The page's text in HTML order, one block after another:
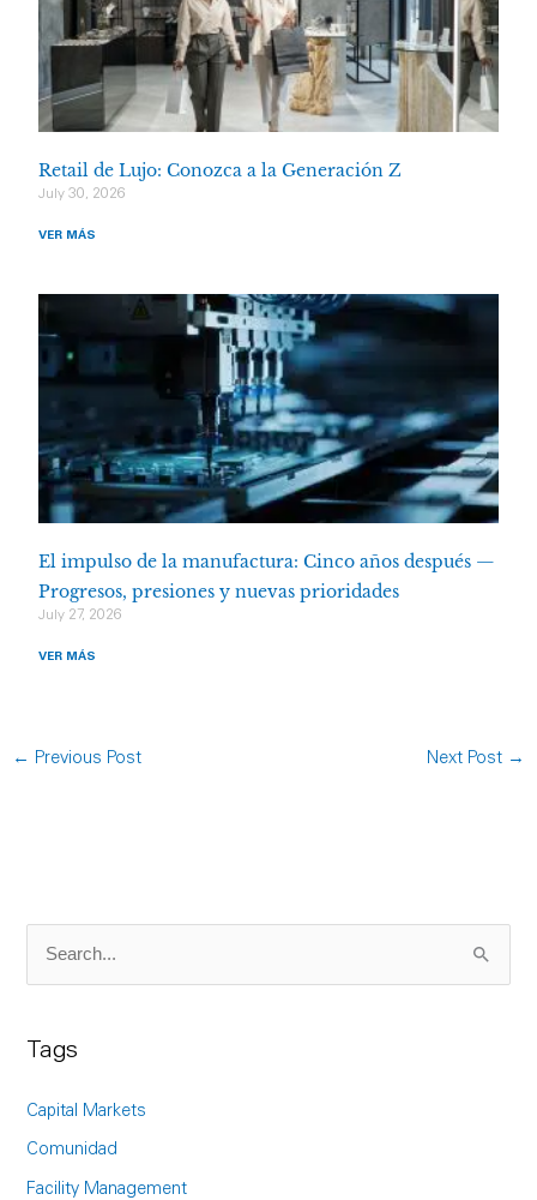
Retail de Lujo: Conozca a la Generación Z
July 30, 2026
VER MÁS
El impulso de la manufactura: Cinco años después —
Progresos, presiones y nuevas prioridades
July 27, 2026
VER MÁS
← Previous Post Next Post →
c
Tags
Capital Markets
Comunidad
Facility Management